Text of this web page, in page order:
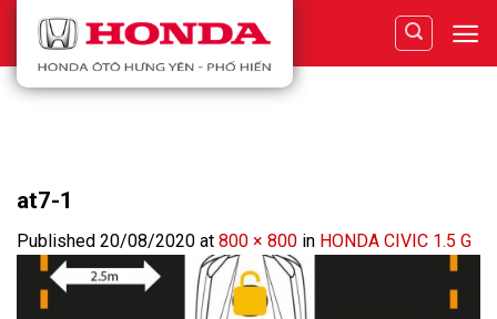
content
at7-1
Published 20/08/2020 at 800 × 800 in HONDA CIVIC 1.5 G